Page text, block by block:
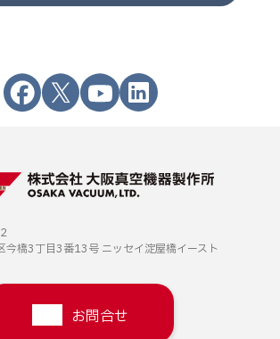
今橋3丁目3番13号 ニッセイ淀屋橋イースト
お問合せ